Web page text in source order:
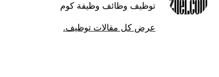
توظيف وظائف وظيفة كوم
عرض كل مقالات توظيف.